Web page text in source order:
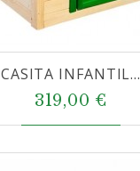
CASITA INFANTIL...
319,00 €